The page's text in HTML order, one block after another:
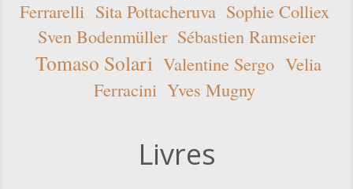
Ferrarelli Sita Pottacheruva Sophie Colliex
Sven Bodenmüller Sébastien Ramseier
Tomaso Solari Valentine Sergo Velia
Ferracini Yves Mugny
Livres